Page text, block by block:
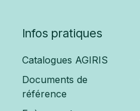
Infos pratiques
Catalogues AGIRIS
Documents de
référence